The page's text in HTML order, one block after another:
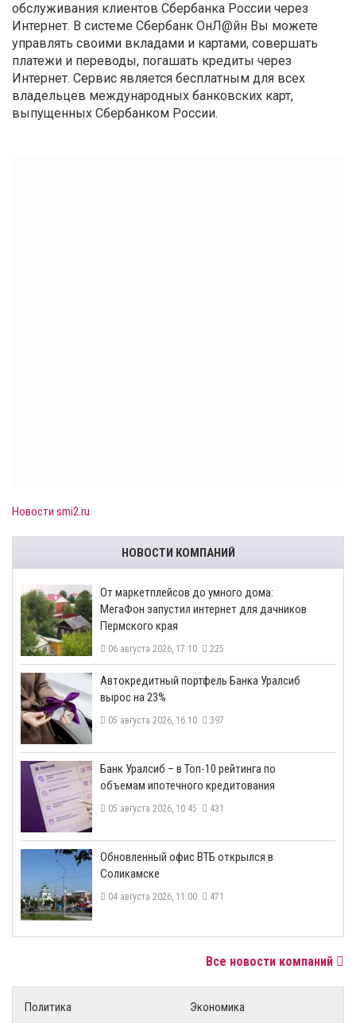
обслуживания клиентов Сбербанка России через
Интернет. В системе Сбербанк ОнЛ@йн Вы можете
управлять своими вкладами и картами, совершать
платежи и переводы, погашать кредиты через
Интернет. Сервис является бесплатным для всех
владельцев международных банковских карт,
выпущенных Сбербанком России.
Новости smi2.ru
НОВОСТИ КОМПАНИЙ
От маркетплейсов до умного дома:
МегаФон запустил интернет для дачников
Пермского края
06 августа 2026, 17:10 225
​Автокредитный портфель Банка Уралсиб
вырос на 23%
05 августа 2026, 16:10 397
​Банк Уралсиб – в Топ-10 рейтинга по
объемам ипотечного кредитования
05 августа 2026, 10:45 431
​Обновленный офис ВТБ открылся в
Соликамске
04 августа 2026, 11:00 471
Все новости компаний
Политика
Экономика